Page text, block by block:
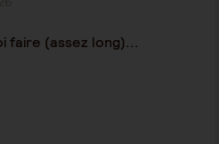
faire (assez long)...